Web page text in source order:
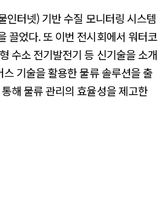
인터넷) 기반 수질 모니터링 시스템
끌었다. 또 이번 전시회에서 워터코
수소 전기발전기 등 신기술을 소개
기술을 활용한 물류 솔루션을 출
해 물류 관리의 효율성을 제고한